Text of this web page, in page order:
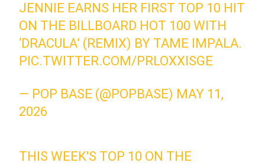
JENNIE EARNS HER FIRST TOP 10 HIT
ON THE BILLBOARD HOT 100 WITH
‘DRACULA’ (REMIX) BY TAME IMPALA.
PIC.TWITTER.COM/PRLOXXISGE
— POP BASE (@POPBASE) MAY 11,
2026
THIS WEEK'S TOP 10 ON THE